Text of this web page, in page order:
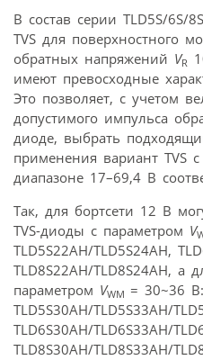
В состав серии TLD5S/6S/
TVS для поверхностного
обратных напряжений VR
имеют превосходные
Это позволяет, с учетом
допустимого импульса
диоде, выбрать
применения вариант TVS
диапазоне 17–69,4 В
Так, для бортсети 12 В
TVS-диоды с параметром V
TLD5S22AH/TLD5S24AH,
TLD8S22AH/TLD8S24AH,
параметром VWM = 30~36 В:
TLD5S30AH/TLD5S33AH/
TLD6S30AH/TLD6S33AH/
TLD8S30AH/TLD8S33AH/